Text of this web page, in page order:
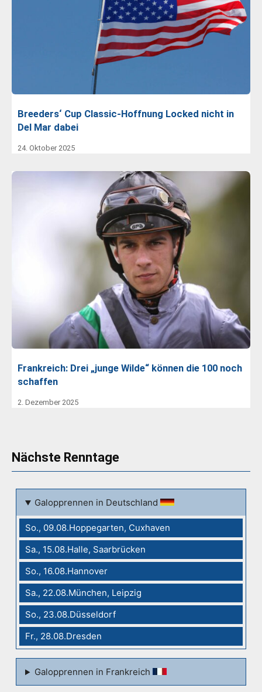
Breeders‘ Cup Classic-Hoffnung Locked nicht in
Del Mar dabei
24. Oktober 2025
Frankreich: Drei „junge Wilde“ können die 100 noch
schaffen
2. Dezember 2025
Nächste Renntage
Galopprennen in Deutschland
So., 09.08.Hoppegarten, Cuxhaven
Sa., 15.08.Halle, Saarbrücken
So., 16.08.Hannover
Sa., 22.08.München, Leipzig
So., 23.08.Düsseldorf
Fr., 28.08.Dresden
Galopprennen in Frankreich